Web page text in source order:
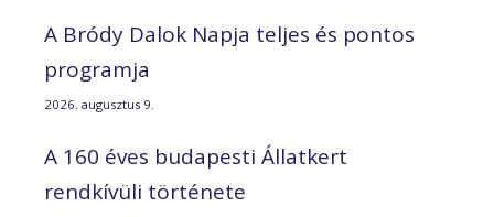
A Bródy Dalok Napja teljes és pontos
programja
2026. augusztus 9.
A 160 éves budapesti Állatkert
rendkívüli története